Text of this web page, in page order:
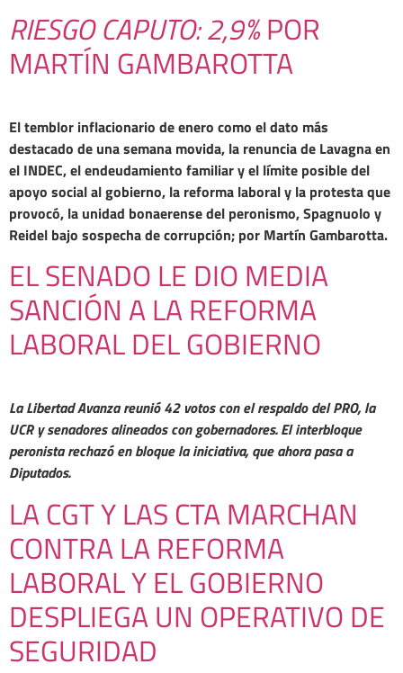
RIESGO CAPUTO: 2,9%POR
MARTÍN GAMBAROTTA
El temblor inflacionario de enero como el dato más
destacado de una semana movida, la renuncia de Lavagna en
el INDEC, el endeudamiento familiar y el límite posible del
apoyo social al gobierno, la reforma laboral y la protesta que
provocó, la unidad bonaerense del peronismo, Spagnuolo y
Reidel bajo sospecha de corrupción; por Martín Gambarotta.
EL SENADO LE DIO MEDIA
SANCIÓN A LA REFORMA
LABORAL DEL GOBIERNO
La Libertad Avanza reunió 42 votos con el respaldo del PRO, la
UCR y senadores alineados con gobernadores. El interbloque
peronista rechazó en bloque la iniciativa, que ahora pasa a
Diputados.
LA CGT Y LAS CTA MARCHAN
CONTRA LA REFORMA
LABORAL Y EL GOBIERNO
DESPLIEGA UN OPERATIVO DE
SEGURIDAD